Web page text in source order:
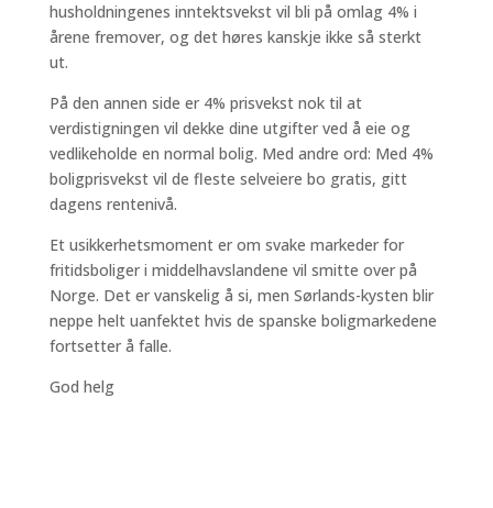
husholdningenes inntektsvekst vil bli på omlag 4% i
årene fremover, og det høres kanskje ikke så sterkt
ut.
På den annen side er 4% prisvekst nok til at
verdistigningen vil dekke dine utgifter ved å eie og
vedlikeholde en normal bolig. Med andre ord: Med 4%
boligprisvekst vil de fleste selveiere bo gratis, gitt
dagens rentenivå.
Et usikkerhetsmoment er om svake markeder for
fritidsboliger i middelhavslandene vil smitte over på
Norge. Det er vanskelig å si, men Sørlands-kysten blir
neppe helt uanfektet hvis de spanske boligmarkedene
fortsetter å falle.
God helg